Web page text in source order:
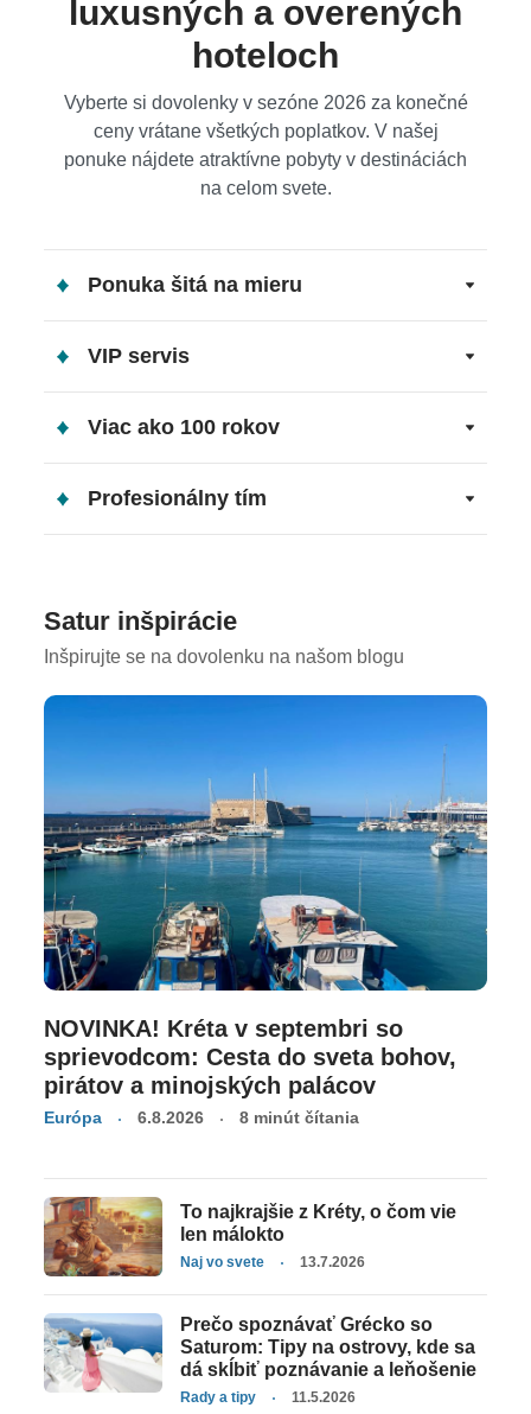
luxusných a overených
hoteloch
Vyberte si dovolenky v sezóne 2026 za konečné
ceny vrátane všetkých poplatkov. V našej
ponuke nájdete atraktívne pobyty v destináciách
na celom svete.
Ponuka šitá na mieru
VIP servis
Viac ako 100 rokov
Profesionálny tím
Satur inšpirácie
Inšpirujte se na dovolenku na našom blogu
NOVINKA! Kréta v septembri so
sprievodcom: Cesta do sveta bohov,
pirátov a minojských palácov
Európa 6.8.2026 8 minút čítania
To najkrajšie z Kréty, o čom vie
len málokto
Naj vo svete 13.7.2026
Prečo spoznávať Grécko so
Saturom: Tipy na ostrovy, kde sa
dá skĺbiť poznávanie a leňošenie
Rady a tipy 11.5.2026